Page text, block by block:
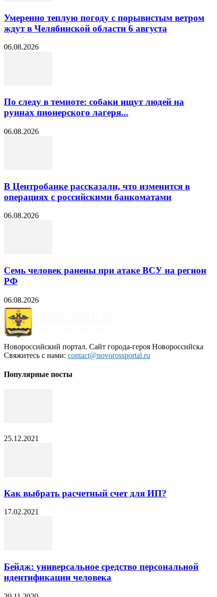
Умеренно теплую погоду с порывистым ветром
ждут в Челябинской области 6 августа
06.08.2026
По следу в темноте: собаки ищут людей на
руинах пионерского лагеря...
06.08.2026
В Центробанке рассказали, что изменится в
операциях с российскими банкоматами
06.08.2026
Семь человек ранены при атаке ВСУ на регион
РФ
06.08.2026
Новороссийский портал. Сайт города-героя Новороссийска
Свяжитесь с нами: contact@novorossportal.ru
Популярные посты
25.12.2021
Как выбрать расчетный счет для ИП?
17.02.2021
Бейдж: универсальное средство персональной
идентификации человека